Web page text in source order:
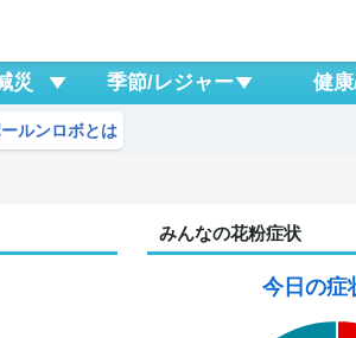
災 季節/レジャー 健
ルンロボとは
みんなの花粉症状
今日の症